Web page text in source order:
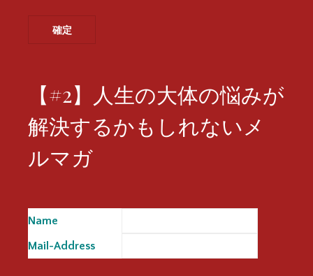
【#2】人生の大体の悩みが
解決するかもしれないメ
ルマガ
Name
Mail-Address